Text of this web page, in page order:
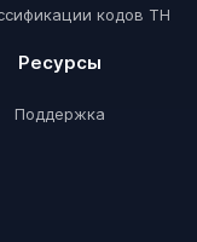
кодов ТН
Ресурсы
Поддержка